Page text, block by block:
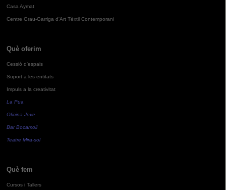
Casa Aymat
Centre Grau-Garriga d'Art Tèxtil Contemporani
Què oferim
Cessió d'espais
Suport a les entitats
Impuls a la creativitat
La Pua
Oficina Jove
Bar Bocamoll
Teatre Mira-sol
Què fem
Cursos i Tallers